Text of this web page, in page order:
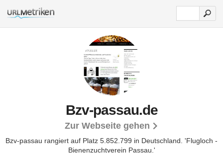
Bzv-passau.de
Zur Webseite gehen
Bzv-passau rangiert auf Platz 5.852.799 in Deutschland. 'Flugloch -
Bienenzuchtverein Passau.'